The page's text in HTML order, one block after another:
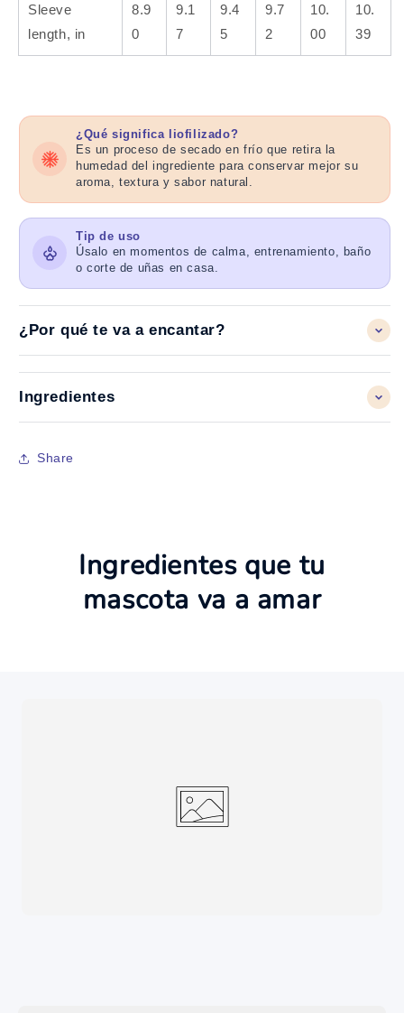
Sleeve
length, in
8.9
0
9.1
7
9.4
5
9.7
2
10.
00
10.
39
¿Qué significa liofilizado?
Es un proceso de secado en frío que retira la
humedad del ingrediente para conservar mejor su
aroma, textura y sabor natural.
Tip de uso
Úsalo en momentos de calma, entrenamiento, baño
o corte de uñas en casa.
¿Por qué te va a encantar?
Ingredientes
Share
Ingredientes que tu
mascota va a amar